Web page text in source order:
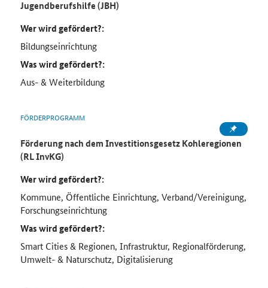
Jugendberufshilfe (JBH)
Wer wird gefördert?:
Bildungseinrichtung
Was wird gefördert?:
Aus- & Weiterbildung
FÖRDERPROGRAMM
Förderung nach dem Investitionsgesetz Kohleregionen
(RL InvKG)
Wer wird gefördert?:
Kommune, Öffentliche Einrichtung, Verband/Vereinigung,
Forschungseinrichtung
Was wird gefördert?:
Smart Cities & Regionen, Infrastruktur, Regionalförderung,
Umwelt- & Naturschutz, Digitalisierung